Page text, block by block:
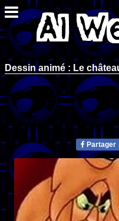
Dessin animé : Le
Partager